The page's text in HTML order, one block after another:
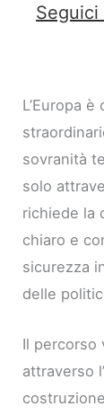
L’Europa
sovranità
solo
richiede la
chiaro e
sicurezza
delle
Il percorso
attraverso